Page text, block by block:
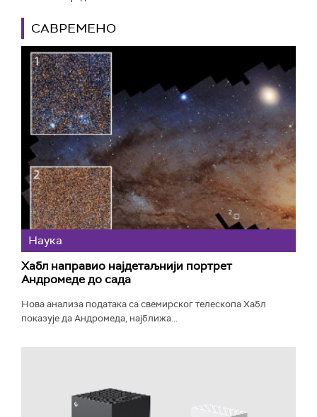
САВРЕМЕНО
Наука
Хабл направио најдетаљнији портрет
Андромеде до сада
Нова анализа података са свемирског телескопа Хабл
показује да Андромеда, најближа...